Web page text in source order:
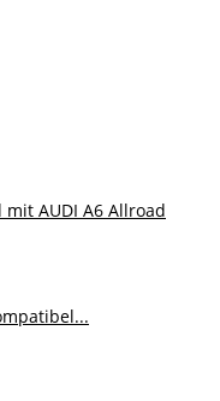
AUDI A6 Allroad